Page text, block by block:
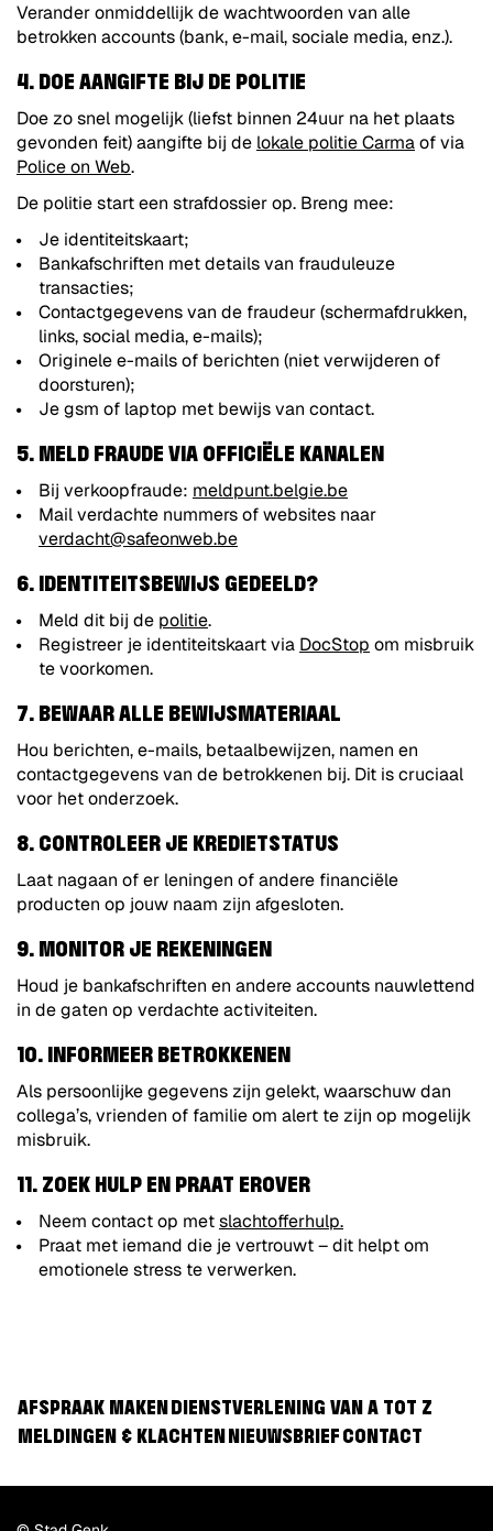
Verander onmiddellijk de wachtwoorden van alle
betrokken accounts (bank, e-mail, sociale media, enz.).
4. DOE AANGIFTE BIJ DE POLITIE
Doe zo snel mogelijk (liefst binnen 24uur na het plaats
gevonden feit) aangifte bij de lokale politie Carmaof via
Police on Web.
De politie start een strafdossier op. Breng mee:
Je identiteitskaart;
Bankafschriften met details van frauduleuze
transacties;
Contactgegevens van de fraudeur (schermafdrukken,
links, social media, e-mails);
Originele e-mails of berichten (niet verwijderen of
doorsturen);
Je gsm of laptop met bewijs van contact.
5. MELD FRAUDE VIA OFFICIËLE KANALEN
Bij verkoopfraude: meldpunt.belgie.be
Mail verdachte nummers of websites naar
verdacht@safeonweb.be
6. IDENTITEITSBEWIJS GEDEELD?
Meld dit bij de politie.
Registreer je identiteitskaart via DocStop om misbruik
te voorkomen.
7. BEWAAR ALLE BEWIJSMATERIAAL
Hou berichten, e-mails, betaalbewijzen, namen en
contactgegevens van de betrokkenen bij. Dit is cruciaal
voor het onderzoek.
8. CONTROLEER JE KREDIETSTATUS
Laat nagaan of er leningen of andere financiële
producten op jouw naam zijn afgesloten.
9. MONITOR JE REKENINGEN
Houd je bankafschriften en andere accounts nauwlettend
in de gaten op verdachte activiteiten.
10. INFORMEER BETROKKENEN
Als persoonlijke gegevens zijn gelekt, waarschuw dan
collega’s, vrienden of familie om alert te zijn op mogelijk
misbruik.
11. ZOEK HULP EN PRAAT EROVER
Neem contact op metslachtofferhulp.
Praat met iemand die je vertrouwt – dit helpt om
emotionele stress te verwerken.
AFSPRAAK MAKEN
DIENSTVERLENING VAN A TOT Z
MELDINGEN & KLACHTEN
NIEUWSBRIEF CONTACT